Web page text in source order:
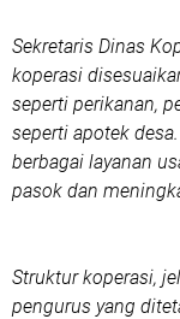
Sekretaris Dinas
koperasi
seperti perikanan,
seperti apotek
berbagai layanan
pasok dan
Struktur koperasi,
pengurus yang